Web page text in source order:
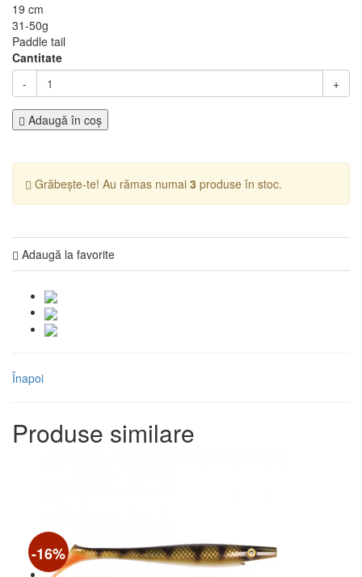
19 cm
31-50g
Paddle tail
Cantitate
-
+
Adaugă în coş
Grăbește-te! Au rămas numai 3 produse în stoc.
Adaugă la favorite
Înapoi
Produse similare
-16%